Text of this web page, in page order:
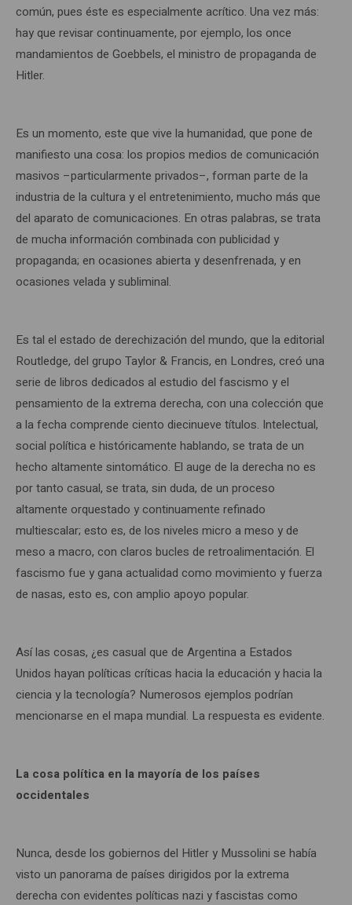
común, pues éste es especialmente acrítico. Una vez más:
hay que revisar continuamente, por ejemplo, los once
mandamientos de Goebbels, el ministro de propaganda de
Hitler.
Es un momento, este que vive la humanidad, que pone de
manifiesto una cosa: los propios medios de comunicación
masivos –particularmente privados–, forman parte de la
industria de la cultura y el entretenimiento, mucho más que
del aparato de comunicaciones. En otras palabras, se trata
de mucha información combinada con publicidad y
propaganda; en ocasiones abierta y desenfrenada, y en
ocasiones velada y subliminal.
Es tal el estado de derechización del mundo, que la editorial
Routledge, del grupo Taylor & Francis, en Londres, creó una
serie de libros dedicados al estudio del fascismo y el
pensamiento de la extrema derecha, con una colección que
a la fecha comprende ciento diecinueve títulos. Intelectual,
social política e históricamente hablando, se trata de un
hecho altamente sintomático. El auge de la derecha no es
por tanto casual, se trata, sin duda, de un proceso
altamente orquestado y continuamente refinado
multiescalar; esto es, de los niveles micro a meso y de
meso a macro, con claros bucles de retroalimentación. El
fascismo fue y gana actualidad como movimiento y fuerza
de nasas, esto es, con amplio apoyo popular.
Así las cosas, ¿es casual que de Argentina a Estados
Unidos hayan políticas críticas hacia la educación y hacia la
ciencia y la tecnología? Numerosos ejemplos podrían
mencionarse en el mapa mundial. La respuesta es evidente.
La cosa política en la mayoría de los países
occidentales
Nunca, desde los gobiernos del Hitler y Mussolini se había
visto un panorama de países dirigidos por la extrema
derecha con evidentes políticas nazi y fascistas como